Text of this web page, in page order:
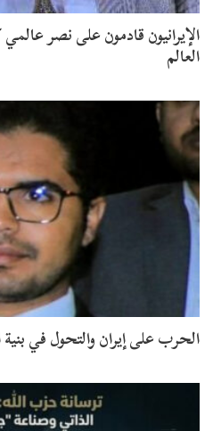
الإيرانيون قادمون على نصر
العالم
الحرب على إيران والتحول في بنية